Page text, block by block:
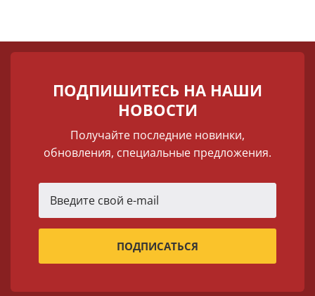
ПОДПИШИТЕСЬ НА НАШИ
НОВОСТИ
Получайте последние новинки,
обновления, специальные предложения.